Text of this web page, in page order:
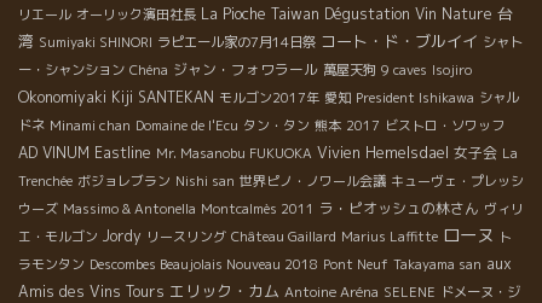
リエール オーリック濱田社長 La Pioche Taiwan Dégustation Vin Nature 台
湾 Sumiyaki SHINORI ラピエール家の7月14日祭 コート・ド・ブルイイ シャト
ー・シャンション Chéna ジャン・フォワラール 萬屋天狗 9 caves Isojiro
Okonomiyaki Kiji SANTEKAN モルゴン2017年 愛知 President Ishikawa シャル
ドネ Minami chan Domaine de l'Ecu タン・タン 熊本 2017 ビストロ・ソワッフ
AD VINUM Eastline Mr. Masanobu FUKUOKA Vivien Hemelsdael 女子会 La
Trenchée ボジョレブラン Nishi san 世界ピノ・ノワール会議 キューヴェ・プレッシ
ウーズ Massimo & Antonella Montcalmès 2011 ラ・ピオッシュの林さん ヴィリ
エ・モルゴン Jordy リースリング Château Gaillard Marius Laffitte ローヌ ト
ラモンタン Descombes Beaujolais Nouveau 2018 Pont Neuf Takayama san aux
Amis des Vins Tours エリック・カム Antoine Aréna SELENE ドメーヌ・ジ